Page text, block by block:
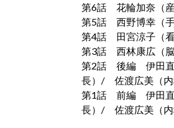
第6話 花輪加奈（産
第5話 西野博幸（手
第4話 田宮涼子（看
第3話 西林康広（脳
第2話 後編 伊田直
長）/ 佐渡広美（内
第1話 前編 伊田直
長）/ 佐渡広美（内